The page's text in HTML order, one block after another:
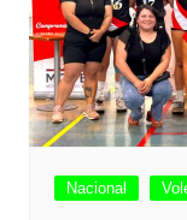
Nacional